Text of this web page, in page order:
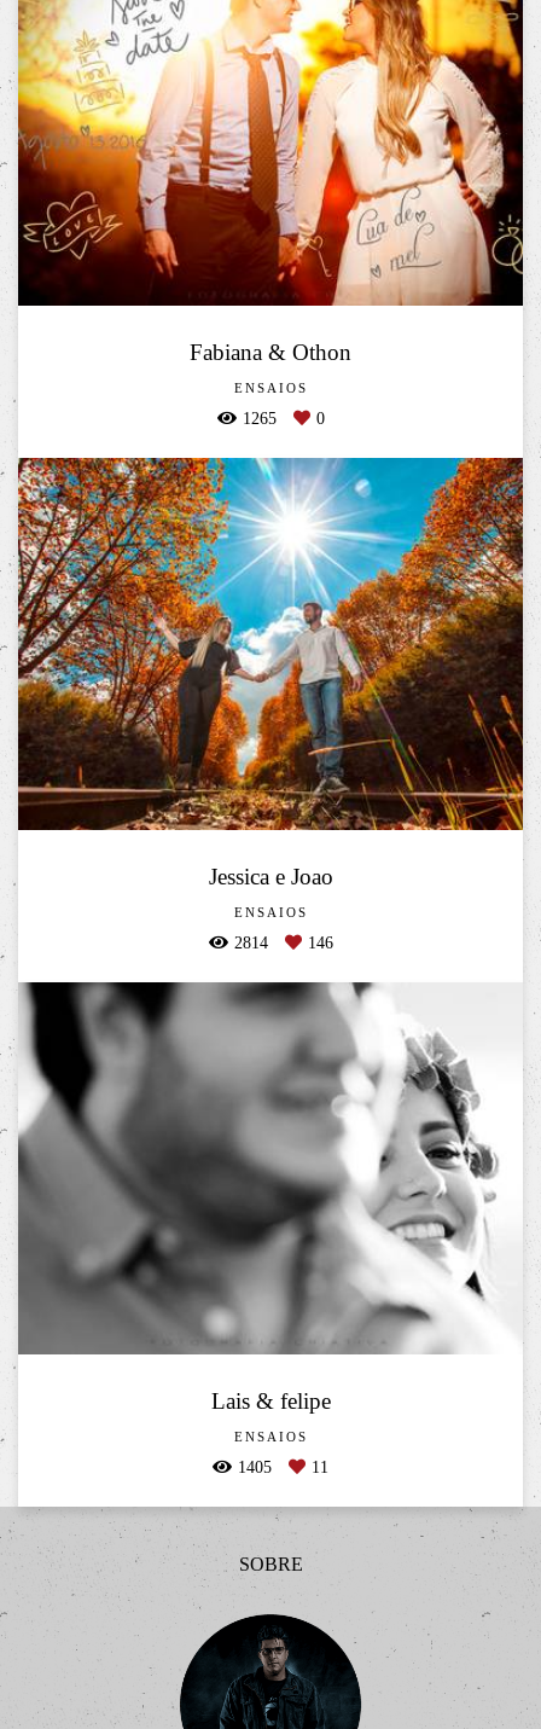
Fabiana & Othon
ENSAIOS
1265 0
Jessica e Joao
ENSAIOS
2814 146
Lais & felipe
ENSAIOS
1405 11
SOBRE